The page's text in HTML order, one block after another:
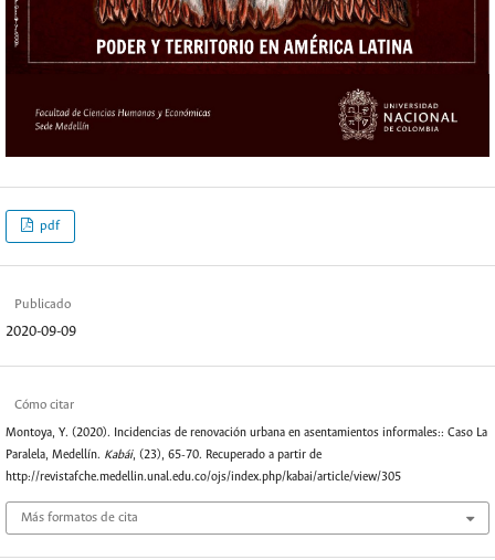
pdf
Publicado
2020-09-09
Cómo citar
Montoya, Y. (2020). Incidencias de renovación urbana en asentamientos informales:: Caso La
Paralela, Medellín. Kabái, (23), 65-70. Recuperado a partir de
http://revistafche.medellin.unal.edu.co/ojs/index.php/kabai/article/view/305
Más formatos de cita